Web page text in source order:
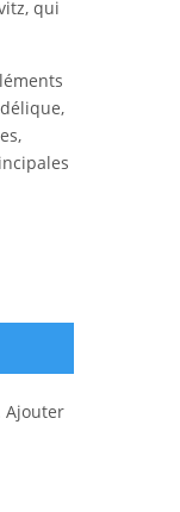
qui
Ajouter